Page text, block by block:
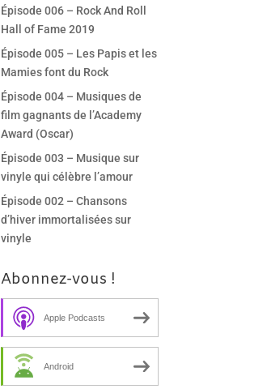
Épisode 006 – Rock And Roll
Hall of Fame 2019
Épisode 005 – Les Papis et les
Mamies font du Rock
Épisode 004 – Musiques de
film gagnants de l’Academy
Award (Oscar)
Épisode 003 – Musique sur
vinyle qui célèbre l’amour
Épisode 002 – Chansons
d’hiver immortalisées sur
vinyle
Abonnez-vous !
Apple Podcasts
Android